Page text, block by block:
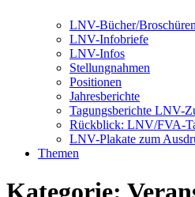
LNV-Bücher/
LNV-Infobriefe
LNV-Infos
Stellungnahmen
Positionen
Jahresberichte
Tagungsberichte LNV-
Rückblick: LNV/FVA-
LNV-Plakate zum
Themen